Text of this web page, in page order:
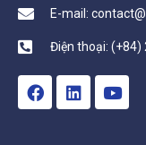
E-mail:
Điện thoại: (+84)
F
a
L
i
Y
o